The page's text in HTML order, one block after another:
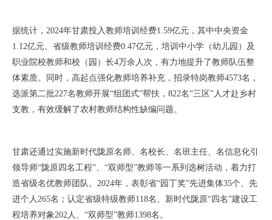
据统计，2024年甘肃投入教师培训经费1.59亿元，其中中央资金
1.12亿元、省级教师培训经费0.47亿元，培训中小学（幼儿园）及
职业院校教师和校（园）长4万余人次，有力地提升了教师队伍整
体素质。同时，高起点强化教师培养补充，招录特岗教师4573名，
选派第二批227名教师开展“组团式”帮扶，822名“三区”人才赴乡村
支教，有效缓解了农村教师结构性缺编问题。
甘肃还通过实施新时代陇原名师、名校长、名班主任、名信息化引
领导师“陇原四名工程”、“双师型”教师等一系列选树活动，着力打
造省级名优教师团队。2024年，表彰省“园丁奖”先进集体35个、先
进个人265名；认定省级特级教师118名、新时代陇原“四名”建设工
程培养对象202人、“双师型”教师1398名。